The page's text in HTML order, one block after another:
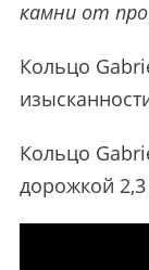
камни от
Кольцо
Кольцо
дорожкой